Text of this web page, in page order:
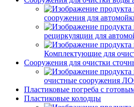
сооружения для
рециркуляции для
Комплектующие для
Сооружения для очистки
очистные сооружения
Пластиковые погреба с
Пластиковые колодцы